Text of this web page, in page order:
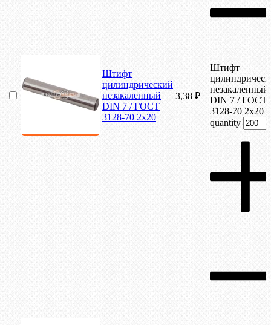
Штифт
цилиндрический
незакаленный
DIN 7 / ГОСТ
3128-70 2х20
3,38 ₽
Штифт
незакаленный
DIN 7 / ГОСТ
3128-70 2х20
quantity